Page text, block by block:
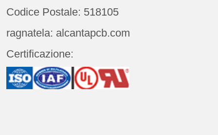
Codice Postale: 518105
ragnatela: alcantapcb.com
Certificazione: